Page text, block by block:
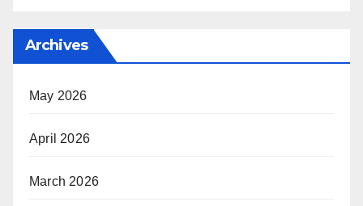
Archives
May 2026
April 2026
March 2026